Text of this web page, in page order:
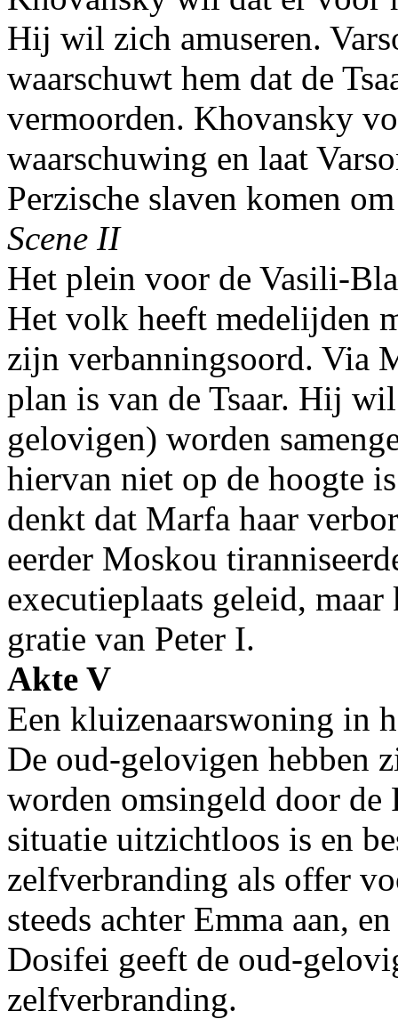
Hij wil zich amuseren.
waarschuwt hem dat de
vermoorden. Khovansky
waarschuwing en laat
Perzische slaven komen
Scene II
Het plein voor de Vasili-
Het volk heeft medelijden
zijn verbanningsoord. Via
plan is van de Tsaar. Hij
gelovigen) worden
hiervan niet op de hoogte
denkt dat Marfa haar
eerder Moskou
executieplaats geleid,
gratie van Peter I.
Akte V
Een kluizenaarswoning in
De oud-gelovigen hebben
worden omsingeld door
situatie uitzichtloos is en
zelfverbranding als offer
steeds achter Emma aan,
Dosifei geeft de oud-
zelfverbranding.